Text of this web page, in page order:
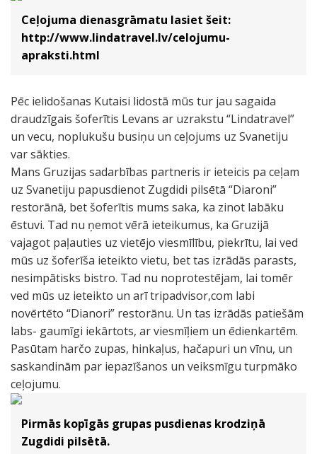
Ceļojuma dienasgrāmatu lasiet šeit:
http://www.lindatravel.lv/celojumu-
apraksti.html
Pēc ielidošanas Kutaisi lidostā mūs tur jau sagaida
draudzīgais šoferītis Levans ar uzrakstu “Lindatravel”
un vecu, noplukušu busiņu un ceļojums uz Svanetiju
var sākties.
Mans Gruzijas sadarbības partneris ir ieteicis pa ceļam
uz Svanetiju papusdienot Zugdidi pilsētā “Diaroni”
restorānā, bet šoferītis mums saka, ka zinot labāku
ēstuvi. Tad nu ņemot vērā ieteikumus, ka Gruzijā
vajagot paļauties uz vietējo viesmīlību, piekrītu, lai ved
mūs uz šoferīša ieteikto vietu, bet tas izrādās parasts,
nesimpātisks bistro. Tad nu noprotestējam, lai tomēr
ved mūs uz ieteikto un arī tripadvisor,com labi
novērtēto “Dianori” restorānu. Un tas izrādās patiešām
labs- gaumīgi iekārtots, ar viesmīļiem un ēdienkartēm.
Pasūtam harčo zupas, hinkaļus, hačapuri un vīnu, un
saskandinām par iepazīšanos un veiksmīgu turpmāko
ceļojumu.
Pirmās kopīgās grupas pusdienas krodziņā
Zugdidi pilsētā.